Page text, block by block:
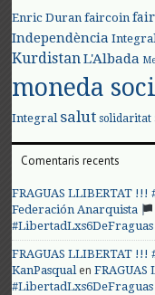
Enric Duran faircoin
Independència
KurdistanL'Albada
moneda
Integral salut solidaritat
Comentaris recents
FRAGUAS LLIBERTAT
Federación Anarquista
#LibertadLxs6DeFraguas
FRAGUAS LLIBERTAT
KanPasqualenFRAGUAS
#LibertadLxs6DeFraguas